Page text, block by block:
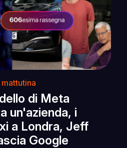
di Meta
un'azienda, i
a Londra, Jeff
Google